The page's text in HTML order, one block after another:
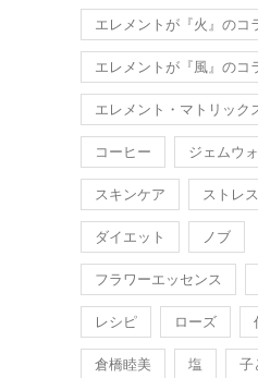
エレメントが『火』のコ
エレメントが『風』のコ
エレメント・マトリック
コーヒー ジェムウ
スキンケア ストレス
ダイエット ノブ
フラワーエッセンス
レシピ ローズ
倉橋睦美 塩 子